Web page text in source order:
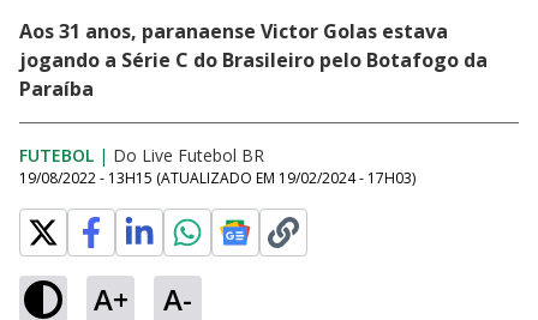
Aos 31 anos, paranaense Victor Golas estava
jogando a Série C do Brasileiro pelo Botafogo da
Paraíba
FUTEBOL | Do Live Futebol BR
19/08/2022 - 13H15 (ATUALIZADO EM 19/02/2024 - 17H03)
A+ A-